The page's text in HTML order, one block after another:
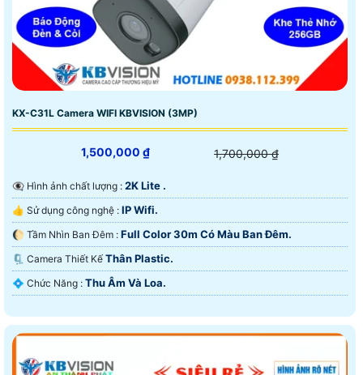
KX-C31L Camera WIFI KBVISION (3MP)
1,500,000 ₫ 1,700,000 ₫
👁️‍🗨 Hình ảnh chất lượng : 2K Lite .
👍 Sử dụng công nghệ : IP Wifi.
🌔 Tầm Nhìn Ban Đêm : Full Color 30m Có Màu Ban Ðêm.
🗜️ Camera Thiết Kế Thân Plastic.
️💠 Chức Năng : Thu Âm Và Loa.